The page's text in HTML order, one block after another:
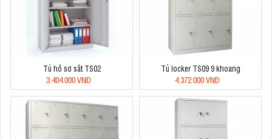
Tủ hồ sơ sắt TS02
3.404.000 VNĐ
Tủ locker TS09 9 khoang
4.372.000 VNĐ